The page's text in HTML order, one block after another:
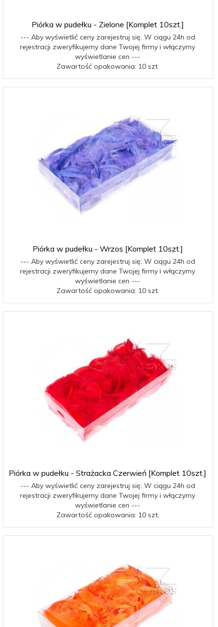
Piórka w pudełku - Zielone [Komplet 10szt.]
--- Aby wyświetlić ceny zarejestruj się. W ciągu 24h od
rejestracji zweryfikujemy dane Twojej firmy i włączymy
wyświetlanie cen ---
Zawartość opakowania: 10 szt.
Piórka w pudełku - Wrzos [Komplet 10szt.]
--- Aby wyświetlić ceny zarejestruj się. W ciągu 24h od
rejestracji zweryfikujemy dane Twojej firmy i włączymy
wyświetlanie cen ---
Zawartość opakowania: 10 szt.
Piórka w pudełku - Strażacka Czerwień [Komplet 10szt.]
--- Aby wyświetlić ceny zarejestruj się. W ciągu 24h od
rejestracji zweryfikujemy dane Twojej firmy i włączymy
wyświetlanie cen ---
Zawartość opakowania: 10 szt.